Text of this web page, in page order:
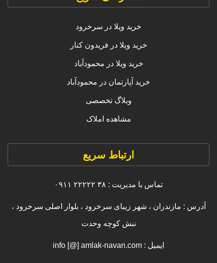
خرید ویلا در سرخرود
خرید ویلا در فریدون کنار
خرید ویلا در محمودآباد
خرید آپارتمان در محمودآباد
وبلاگ تخصصی
مشاهده املاک
ارتباط سریع
تماس با مدیریت : ۳۸ ۲۲۲۲۲ ۰۹۱۱
آدرس : مازندران ، شهر زیبای سرخرود ، بلوار اصلی سرخرود ،
نبش کوچه وحدت
ایمیل : info [@] amlak-navan.com